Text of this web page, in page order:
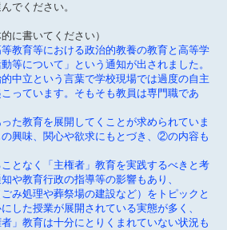
でください。
書いてください）
育等における政治的教養の教育と高等学
等について」という通知が出されました。
立という言葉で学校現場では過度の自主
っています。そもそも教員は専門職であ
教育を展開してくことが求められていま
興味、関心や欲求にもとづき、②の内容も
なく「主権者」教育を実践するべきと考
や教育行政の指導等の影響もあり、
処理や葬祭場の建設など）をトピックと
した授業が展開されている実態が多く、
教育は十分にとりくまれていない状況も